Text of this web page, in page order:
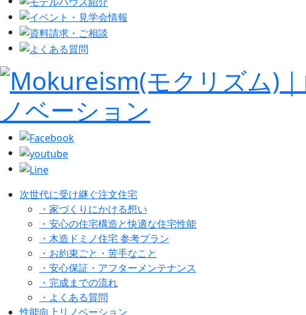
次世代に受け継ぐ注文住宅
・家づくりにかける想い
・安心の住宅構造と快適な住宅性能
・木造ドミノ住宅 参考プラン
・お約束ごと・苦手なこと
・安心保証・アフターメンテナンス
・完成までの流れ
・よくある質問
性能向上リノベーション